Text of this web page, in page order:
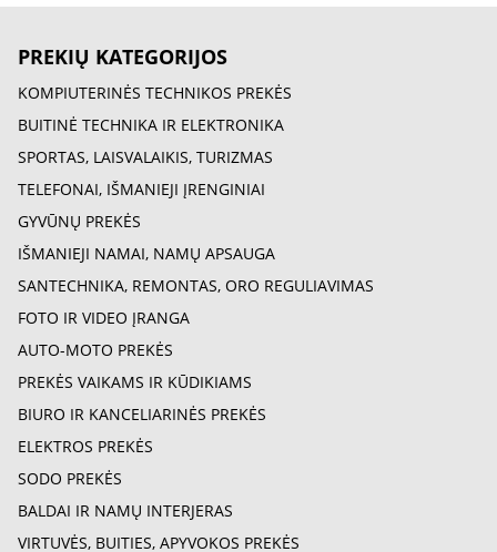
PREKIŲ KATEGORIJOS
KOMPIUTERINĖS TECHNIKOS PREKĖS
BUITINĖ TECHNIKA IR ELEKTRONIKA
SPORTAS, LAISVALAIKIS, TURIZMAS
TELEFONAI, IŠMANIEJI ĮRENGINIAI
GYVŪNŲ PREKĖS
IŠMANIEJI NAMAI, NAMŲ APSAUGA
SANTECHNIKA, REMONTAS, ORO REGULIAVIMAS
FOTO IR VIDEO ĮRANGA
AUTO-MOTO PREKĖS
PREKĖS VAIKAMS IR KŪDIKIAMS
BIURO IR KANCELIARINĖS PREKĖS
ELEKTROS PREKĖS
SODO PREKĖS
BALDAI IR NAMŲ INTERJERAS
VIRTUVĖS, BUITIES, APYVOKOS PREKĖS